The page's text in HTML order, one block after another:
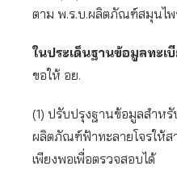
ตาม พ.ร.บ.ผลิตภัณฑ์สมุนไพ
ในประเด็นฐานข้อมูลทะ
ขอให้ อย.
(1) ปรับปรุงฐานข้อมูลสำห
ผลิตภัณฑ์ฟ้าทะลายโจรให้ส
เพียงพอเพื่อตรวจสอบได้